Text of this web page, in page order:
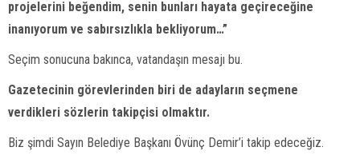
projelerini beğendim, senin bunları hayata geçireceğine
inanıyorum ve sabırsızlıkla bekliyorum…”
Seçim sonucuna bakınca, vatandaşın mesajı bu.
Gazetecinin görevlerinden biri de adayların seçmene
verdikleri sözlerin takipçisi olmaktır.
Biz şimdi Sayın Belediye Başkanı Övünç Demir’i takip edeceğiz.